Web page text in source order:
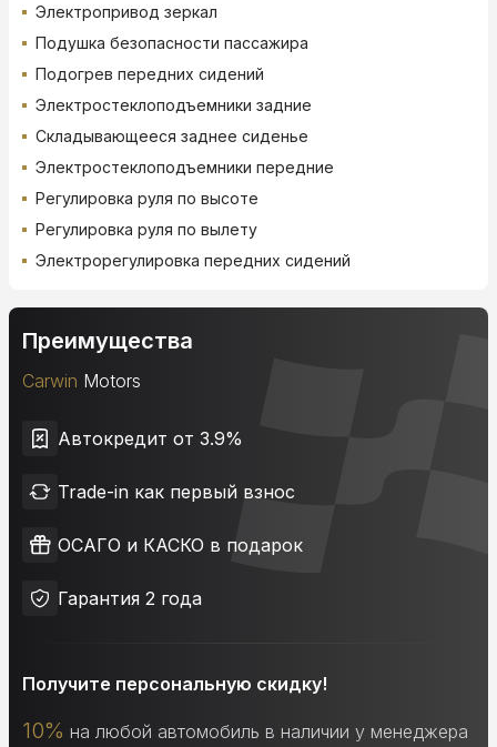
Электропривод зеркал
Подушка безопасности пассажира
Подогрев передних сидений
Электростеклоподъемники задние
Складывающееся заднее сиденье
Электростеклоподъемники передние
Регулировка руля по высоте
Регулировка руля по вылету
Электрорегулировка передних сидений
Преимущества
Carwin Motors
Автокредит от 3.9%
Trade-in как первый взнос
ОСАГО и КАСКО в подарок
Гарантия 2 года
Получите персональную скидку!
10% на любой автомобиль в наличии у менеджера